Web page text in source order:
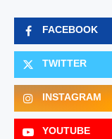
FACEBOOK
TWITTER
INSTAGRAM
YOUTUBE